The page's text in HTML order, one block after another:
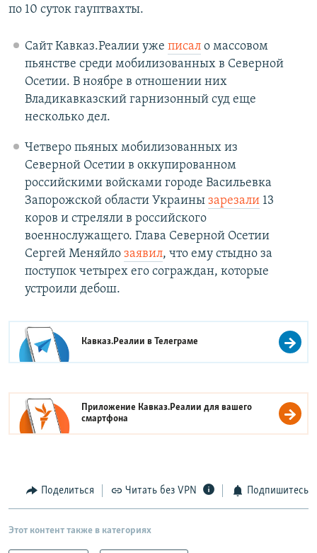
по 10 суток гауптвахты.
Сайт Кавказ.Реалии уже писало массовом
пьянстве среди мобилизованных в Северной
Осетии. В ноябре в отношении них
Владикавказский гарнизонный суд еще
несколько дел.
Четверо пьяных мобилизованных из
Северной Осетии в оккупированном
российскими войсками городе Васильевка
Запорожской области Украины зарезали13
коров и стреляли в российского
военнослужащего. Глава Северной Осетии
Сергей Меняйло заявил, что ему стыдно за
поступок четырех его сограждан, которые
устроили дебош.
Кавказ.Реалии вТелеграме
Приложение Кавказ.Реалии для вашего
смартфона
Поделиться Читать без VPN Подпишитесь
Этот контент также в категориях